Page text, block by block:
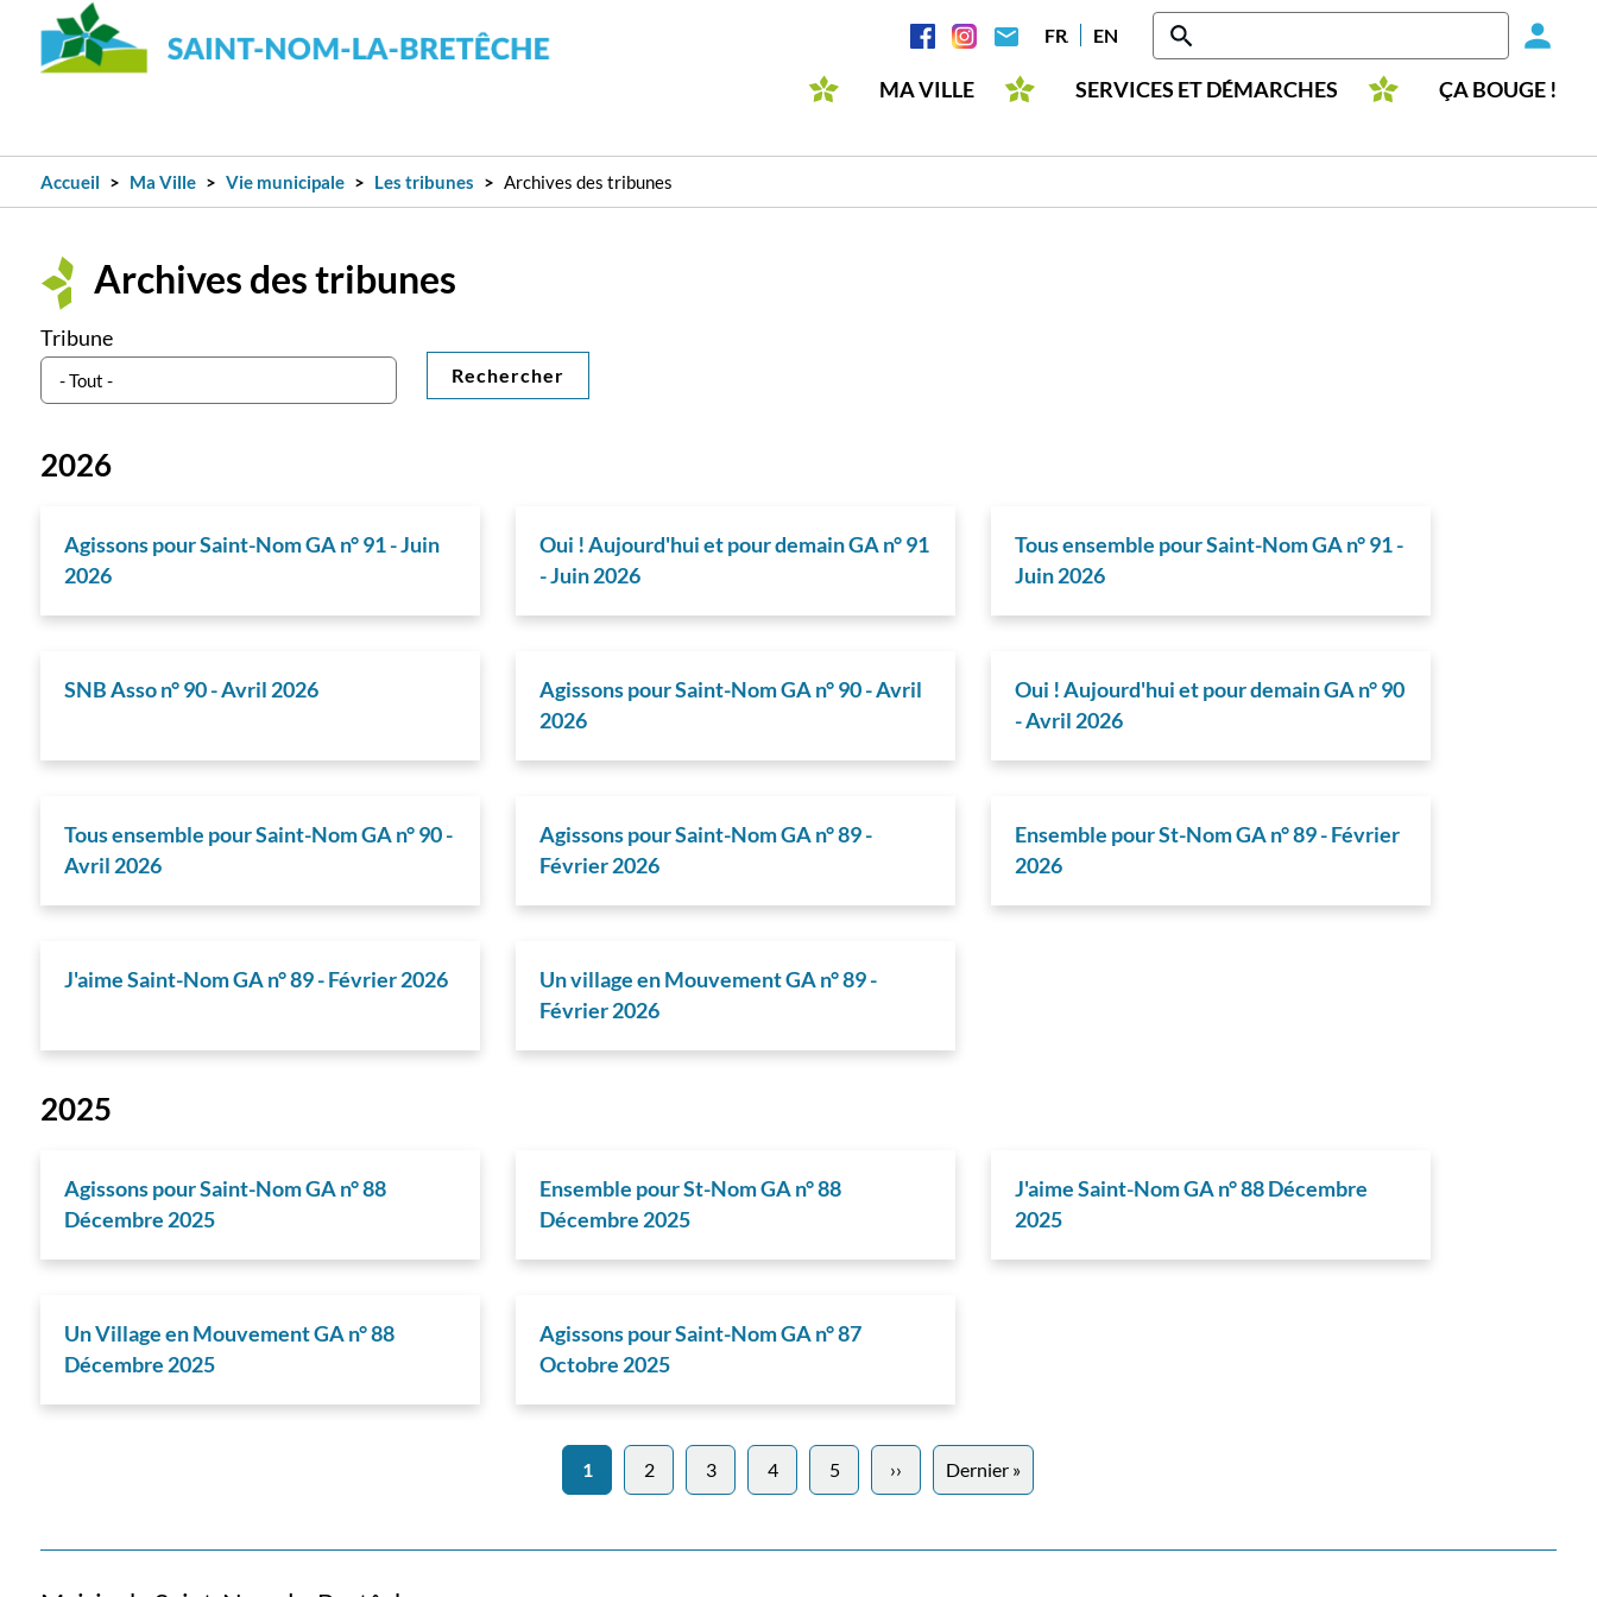
contenu
principal
-
FRANÇAISENGLISH
Réseaux
sociaux
MA VILLE SERVICES ET DÉMARCHES ÇA BOUGE !
Accueil Ma Ville Vie municipale Les tribunes Archives des tribunes
Archives des tribunes
Tribune
Rechercher
2026
Agissons pour Saint-Nom GA n° 91 - Juin
2026
Oui ! Aujourd'hui et pour demain GA n° 91
- Juin 2026
Tous ensemble pour Saint-Nom GA n° 91 -
Juin 2026
SNB Asso n° 90 - Avril 2026
Agissons pour Saint-Nom GA n° 90 - Avril
2026
Oui ! Aujourd'hui et pour demain GA n° 90
- Avril 2026
Tous ensemble pour Saint-Nom GA n° 90 -
Avril 2026
Agissons pour Saint-Nom GA n° 89 -
Février 2026
Ensemble pour St-Nom GA n° 89 - Février
2026
J'aime Saint-Nom GA n° 89 - Février 2026
Un village en Mouvement GA n° 89 -
Février 2026
2025
Agissons pour Saint-Nom GA n° 88
Décembre 2025
Ensemble pour St-Nom GA n° 88
Décembre 2025
J'aime Saint-Nom GA n° 88 Décembre
2025
Un Village en Mouvement GA n° 88
Décembre 2025
Agissons pour Saint-Nom GA n° 87
Octobre 2025
1 2 3 4 5 ›› Dernier »